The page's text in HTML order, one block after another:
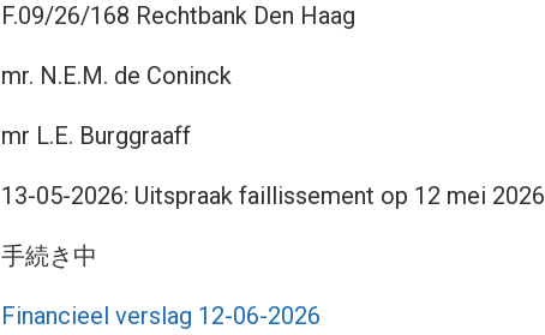
F.09/26/168 Rechtbank Den Haag
mr. N.E.M. de Coninck
mr L.E. Burggraaff
13-05-2026: Uitspraak faillissement op 12 mei 2026
手続き中
Financieel verslag 12-06-2026